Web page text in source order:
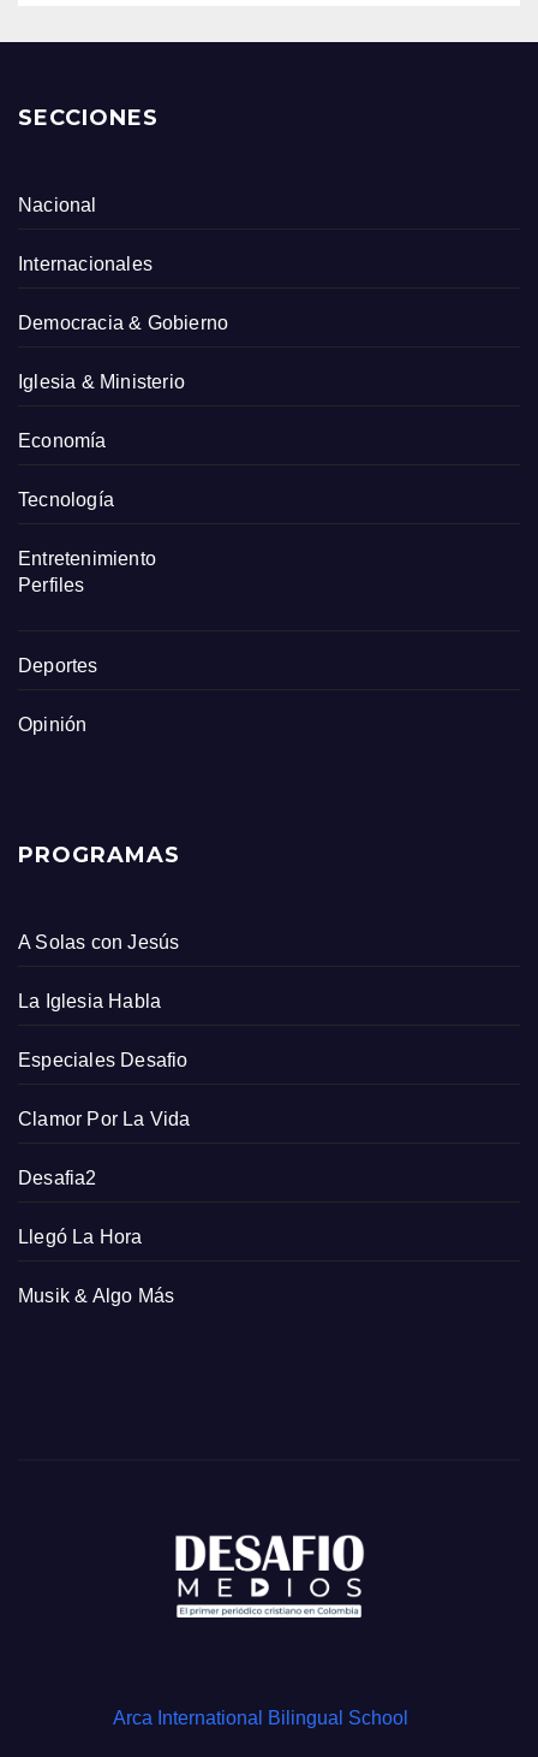
SECCIONES
Nacional
Internacionales
Democracia & Gobierno
Iglesia & Ministerio
Economía
Tecnología
Entretenimiento
Perfiles
Deportes
Opinión
PROGRAMAS
A Solas con Jesús
La Iglesia Habla
Especiales Desafio
Clamor Por La Vida
Desafia2
Llegó La Hora
Musik & Algo Más
Arca International Bilingual School